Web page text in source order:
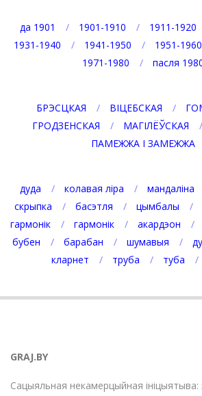
да 1901 1901-1910 1911-1920
1931-1940
1941-1950 1951-1960
1971-1980
пасля
БРЭСЦКАЯ ВІЦЕБСКАЯ
ГРОДЗЕНСКАЯ
МАГІЛЁЎСКАЯ
ПАМЕЖЖА І ЗАМЕЖЖА
дуда колавая ліра мандаліна
скрыпка
басэтля цымбалы
гармонік
гармонік акардэон
бубен
барабан шумавыя
кларнет
труба туба
GRAJ.BY
Сацыяльная некамерцыйная